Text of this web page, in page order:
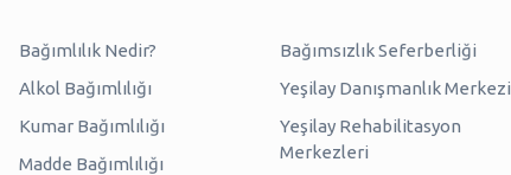
Bağımlılık Nedir?
Alkol Bağımlılığı
Kumar Bağımlılığı
Madde Bağımlılığı
Bağımsızlık Seferberliği
Yeşilay Danışmanlık Merkezi
Yeşilay Rehabilitasyon
Merkezleri